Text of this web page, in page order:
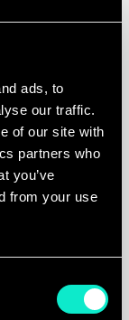
ads, to
our traffic.
of our site with
partners who
you’ve
from your use
we
op. Dit
van
perfect